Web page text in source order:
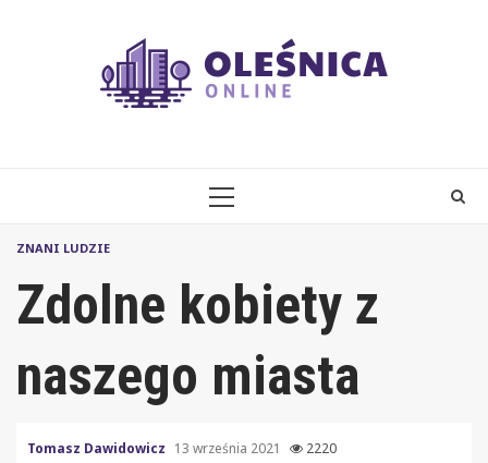
PRIMARY
ZNANI LUDZIE
Zdolne kobiety z
naszego miasta
Tomasz Dawidowicz 13 września 2021 2220